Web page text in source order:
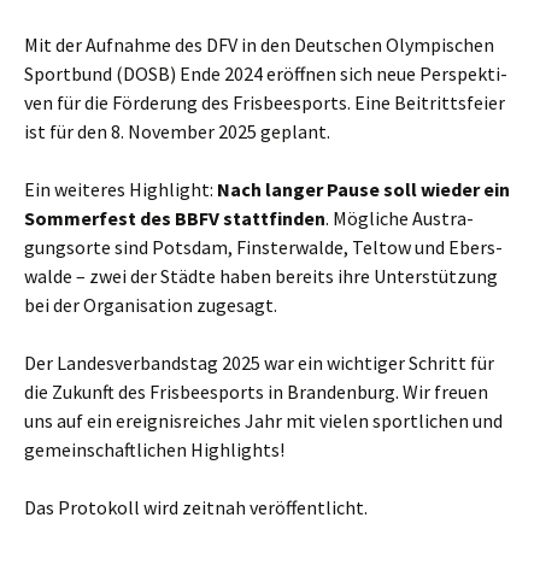
Mit der Auf­nah­me des DFV in den Deut­schen Olym­pi­schen
Sport­bund (DOSB) Ende 2024 eröff­nen sich neue Per­spek­ti­
ven für die För­de­rung des Fris­bee­s­ports. Eine Bei­tritts­fei­er
ist für den 8. Novem­ber 2025 geplant.
Ein wei­te­res High­light: Nach lan­ger Pau­se soll wie­der ein
Som­mer­fest des BBFV statt­fin­den. Mög­li­che Aus­tra­
gungs­or­te sind Pots­dam, Fins­ter­wal­de, Tel­tow und Ebers­
wal­de – zwei der Städ­te haben bereits ihre Unter­stüt­zung
bei der Orga­ni­sa­ti­on zugesagt.
Der Lan­des­ver­bands­tag 2025 war ein wich­ti­ger Schritt für
die Zukunft des Fris­bee­s­ports in Bran­den­burg. Wir freu­en
uns auf ein ereig­nis­rei­ches Jahr mit vie­len sport­li­chen und
gemein­schaft­li­chen Highlights!
Das Pro­to­koll wird zeit­nah veröffentlicht.